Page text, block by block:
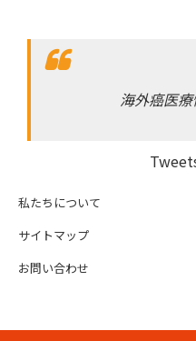
海外癌医
私たちについて
サイトマップ
お問い合わせ